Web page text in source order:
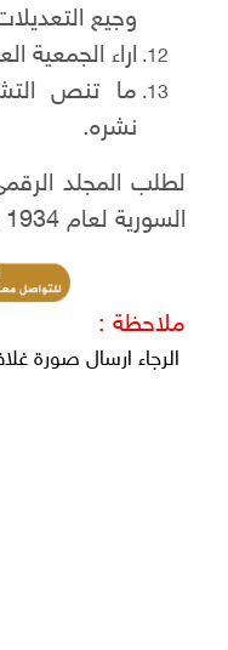
وجيع
اراء الجمعية
ما تنص
نشره.
لطلب المجلد
السورية لعام 1934 م بملف PDF
ملاحظة :
الرجاء ارسال صورة